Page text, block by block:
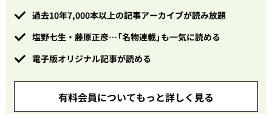
過去10年7,000本以上の記事アーカイブが読み放題
塩野七生・藤原正彦…「名物連載」も一気に読める
電子版オリジナル記事が読める
有料会員についてもっと詳しく見る